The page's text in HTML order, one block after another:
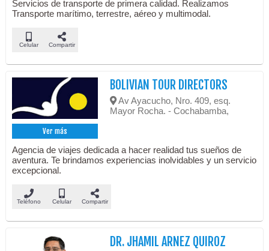
Servicios de transporte de primera calidad. Realizamos
Transporte marítimo, terrestre, aéreo y multimodal.
Celular Compartir
Ver más
BOLIVIAN TOUR DIRECTORS
Av Ayacucho, Nro. 409, esq.
Mayor Rocha. - Cochabamba,
Agencia de viajes dedicada a hacer realidad tus sueños de
aventura. Te brindamos experiencias inolvidables y un servicio
excepcional.
Teléfono Celular Compartir
DR. JHAMIL ARNEZ QUIROZ